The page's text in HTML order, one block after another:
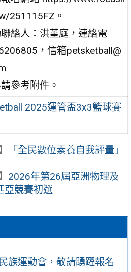
族運動會，敬請踴躍報名
251115FZ。
絡人：洪堇庭，連絡電
，信箱petsketball@
參考附件。
2025運管盃3x3籃球賽
「全民數位素養自我評量」
2026年第26屆亞洲物理及
亞競賽初選